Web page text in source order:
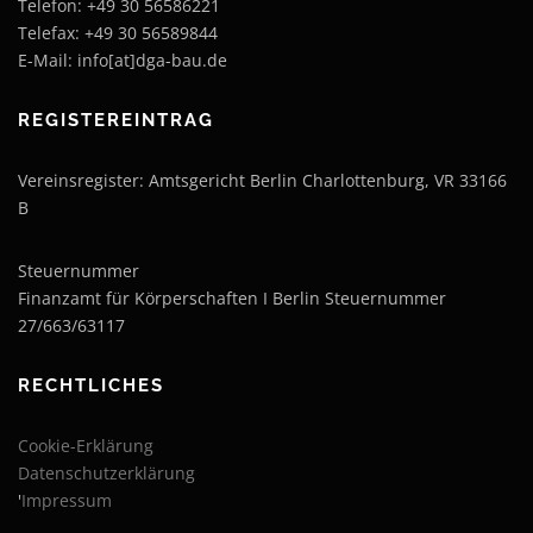
Telefon: +49 30 56586221
Telefax: +49 30 56589844
E-Mail: info[at]dga-bau.de
REGISTEREINTRAG
Vereinsregister: Amtsgericht Berlin Charlottenburg, VR 33166
B
Steuernummer
Finanzamt für Körperschaften I Berlin Steuernummer
27/663/63117
RECHTLICHES
Cookie-Erklärung
Datenschutzerklärung
'Impressum